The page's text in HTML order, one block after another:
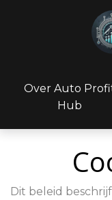
Over Auto
Hub
Dit beleid